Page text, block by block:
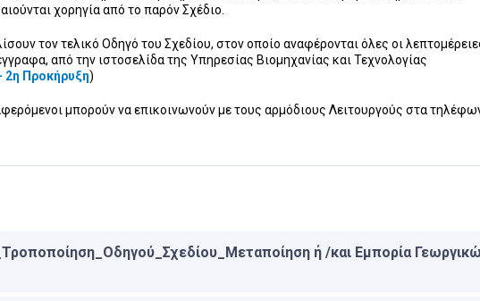
χορηγία από το παρόν Σχέδιο.
τον τελικό Οδηγό του Σχεδίου, στον οποίο αναφέρονται όλες οι
από την ιστοσελίδα της Υπηρεσίας Βιομηχανίας και Τεχνολογίας
2η Προκήρυξη)
μπορούν να επικοινωνούν με τους αρμόδιους Λειτουργούς στα
ή /και Εμπορία